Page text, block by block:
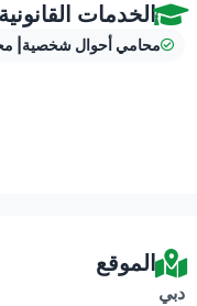
الخدمات القانونية
محامي أحوال شخصية
الموقع
دبي